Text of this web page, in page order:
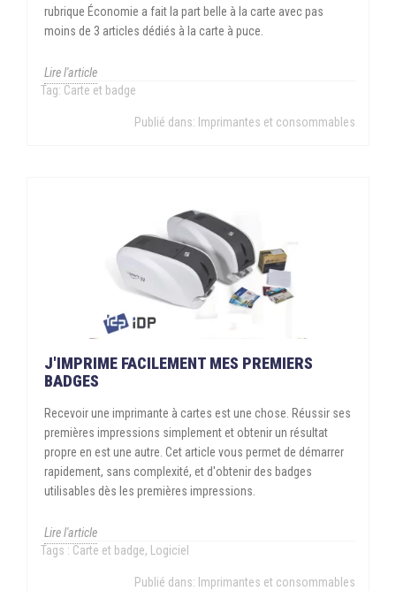
rubrique Économie a fait la part belle à la carte avec pas
moins de 3 articles dédiés à la carte à puce.
Lire l'article
Tag: Carte et badge
Publié dans: Imprimantes et consommables
J'IMPRIME FACILEMENT MES PREMIERS
BADGES
Recevoir une imprimante à cartes est une chose. Réussir ses
premières impressions simplement et obtenir un résultat
propre en est une autre. Cet article vous permet de démarrer
rapidement, sans complexité, et d'obtenir des badges
utilisables dès les premières impressions.
Lire l'article
Tags : Carte et badge, Logiciel
Publié dans: Imprimantes et consommables